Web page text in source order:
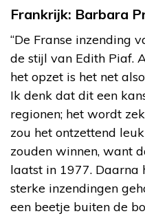
Frankrijk: Barbara
“De Franse inzending
de stijl van Edith Piaf.
het opzet is het net
Ik denk dat dit een
regionen; het wordt
zou het ontzettend
zouden winnen, want
laatst in 1977. Daarna
sterke inzendingen
een beetje buiten de